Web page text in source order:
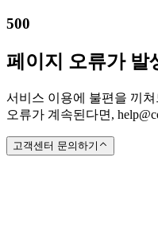
500
페이지 오류가 발
서비스 이용에 불편을 끼
오류가 계속된다면,
고객센터 문의하기